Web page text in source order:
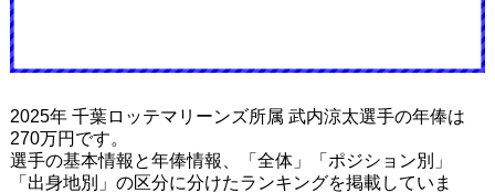
2025年 千葉ロッテマリーンズ所属 武内涼太選手の年俸は
270万円です。
選手の基本情報と年俸情報、「全体」「ポジション別」
「出身地別」の区分に分けたランキングを掲載していま